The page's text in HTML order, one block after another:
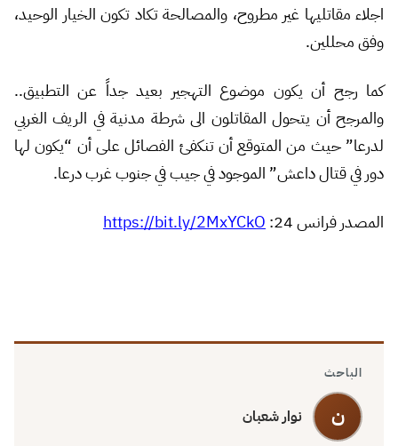
اجلاء مقاتليها غير مطروح، والمصالحة تكاد تكون الخيار الوحيد،
وفق محللين.
كما رجح أن يكون موضوع التهجير بعيد جداً عن التطبيق..
والمرجح أن يتحول المقاتلون الى شرطة مدنية في الريف الغربي
لدرعا” حيث من المتوقع أن تنكفئ الفصائل على أن “يكون لها
دور في قتال داعش” الموجود في جيب في جنوب غرب درعا.
المصدر فرانس 24: https://bit.ly/2MxYCkO
الباحث
ن نوار شعبان